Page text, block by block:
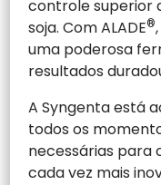
controle superior
soja. Com ALADE®
uma poderosa
resultados
A Syngenta está
todos os
necessárias para
cada vez mais